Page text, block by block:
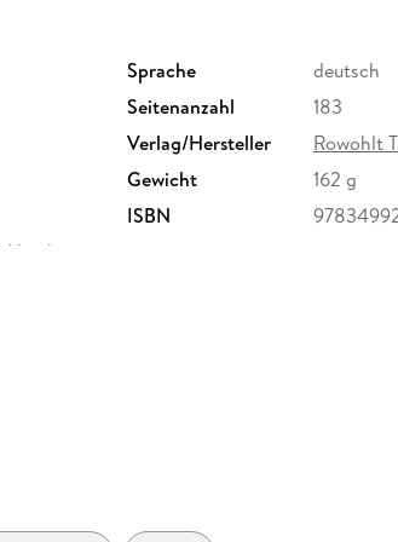
Sprache
deutsch
Seitenanzahl
183
Verlag/Hersteller
Rowohlt
Gewicht
162 g
ISBN